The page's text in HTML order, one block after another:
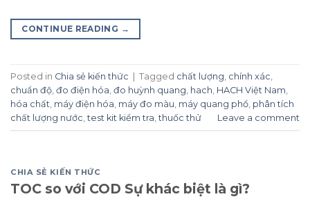
CONTINUE READING →
Posted in Chia sẻ kiến thức | Tagged chất lượng chính xác
chuẩn độ đo điện hóa đo huỳnh quang hach HACH Việt Nam
hóa chất máy điện hóa máy đo màu máy quang phổ phân tích
chất lượng nước ,test kit kiểm tra ,thuốc thử Leave a comment
CHIA SẺ KIẾN THỨC
TOC so với COD Sự khác biệt là gì?